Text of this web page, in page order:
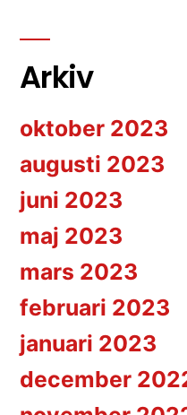
Arkiv
oktober 2023
augusti 2023
juni 2023
maj 2023
mars 2023
februari 2023
januari 2023
december